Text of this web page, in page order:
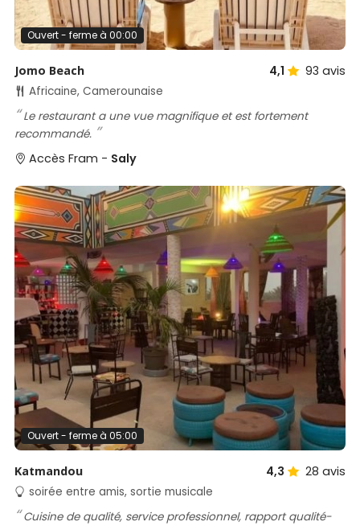
Ouvert - ferme à 00:00
Jomo Beach 4,1 93 avis
Africaine, Camerounaise
Le restaurant a une vue magnifique et est fortement
recommandé.
Accès Fram - Saly
Ouvert - ferme à 05:00
Katmandou 4,3 28 avis
soirée entre amis, sortie musicale
Cuisine de qualité, service professionnel, rapport qualité-